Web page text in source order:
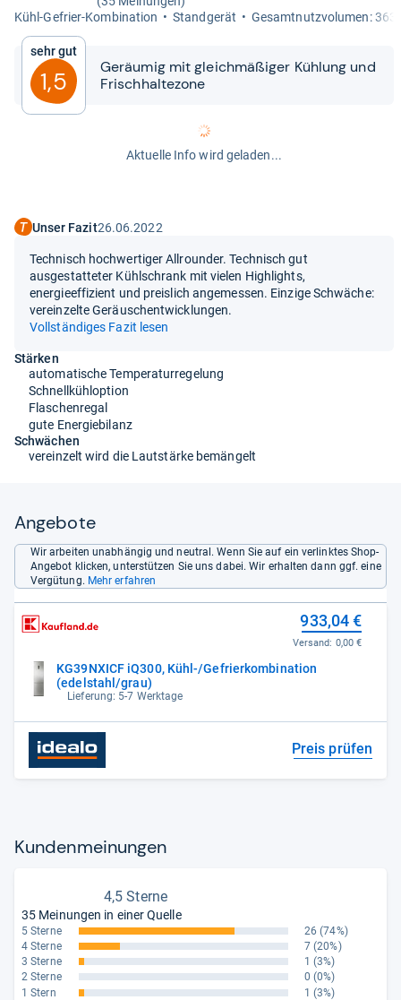
Kühl-​Gefrier-​Kom­bi­na­tion
Stand­ge­rät Gesamt­nutz­vo­lu­men: 363
Sehr gut
1,5
Geräu­mig mit gleich­mä­ßi­ger Küh­lung und
Frisch­hal­te­zone
Aktuelle Info wird geladen...
Unser Fazit26.06.2022
Technisch hochwertiger Allrounder. Technisch gut
ausgestatteter Kühlschrank mit vielen Highlights,
energieeffizient und preislich angemessen. Einzige Schwäche:
vereinzelte Geräuschentwicklungen.
Vollständiges Fazit lesen
Stärken
automatische Temperaturregelung
Schnellkühloption
Flaschenregal
gute Energiebilanz
Schwächen
vereinzelt wird die Lautstärke bemängelt
Angebote
Wir arbeiten unabhängig und neutral. Wenn Sie auf ein verlinktes Shop-
Angebot klicken, unterstützen Sie uns dabei. Wir erhalten dann ggf. eine
Vergütung. Mehr erfahren
KG39NXICF iQ300, Kühl-/Gefrierkombination
(edelstahl/grau)
Lieferung: 5-7 Werktage
933,04 €
Versand: 0,00 €
Preis prüfen
Kun­den­mei­nun­gen
4,5 Sterne
35 Meinungen in einer Quelle
5 Sterne 26 (74%)
4 Sterne
7 (20%)
3 Sterne
1 (3%)
2 Sterne
0 (0%)
1 Stern
1 (3%)